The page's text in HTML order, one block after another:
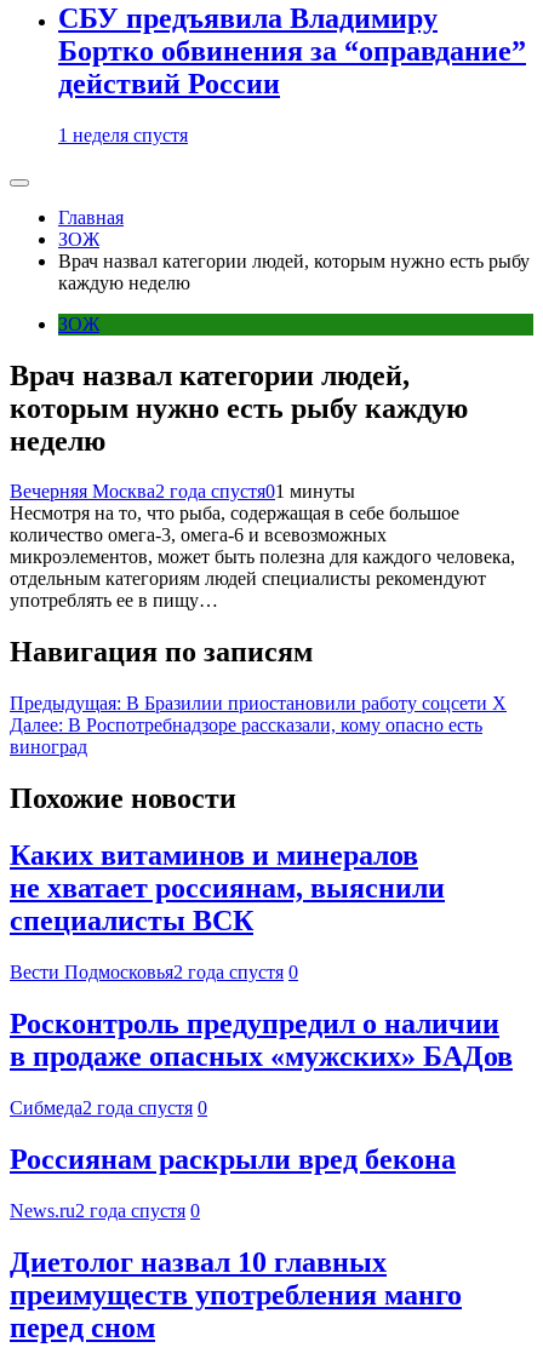
СБУ предъявила Владимиру
Бортко обвинения за “оправдание”
действий России
1 неделя спустя
Главная
ЗОЖ
Врач назвал категории людей, которым нужно есть рыбу
каждую неделю
ЗОЖ
Врач назвал категории людей,
которым нужно есть рыбу каждую
неделю
Вечерняя Москва2 года спустя01 минуты
Несмотря на то, что рыба, содержащая в себе большое
количество омега-3, омега-6 и всевозможных
микроэлементов, может быть полезна для каждого человека,
отдельным категориям людей специалисты рекомендуют
употреблять ее в пищу…
Навигация по записям
Предыдущая: В Бразилии приостановили работу соцсети X
Далее: В Роспотребнадзоре рассказали, кому опасно есть
виноград
Похожие новости
Каких витаминов и минералов
не хватает россиянам, выяснили
специалисты ВСК
Вести Подмосковья2 года спустя 0
Росконтроль предупредил о наличии
в продаже опасных «мужских» БАДов
Сибмеда2 года спустя 0
Россиянам раскрыли вред бекона
News.ru2 года спустя 0
Диетолог назвал 10 главных
преимуществ употребления манго
перед сном